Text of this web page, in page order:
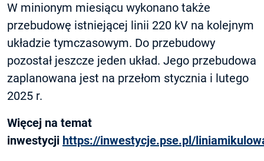
W minionym miesiącu wykonano także
przebudowę istniejącej linii 220 kV na kolejnym
układzie tymczasowym. Do przebudowy
pozostał jeszcze jeden układ. Jego przebudowa
zaplanowana jest na przełom stycznia i lutego
2025 r.
Więcej na temat
inwestycji https://inwestycje.pse.pl/